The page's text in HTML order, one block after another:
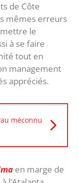
de Côte
mêmes erreurs
le
à se faire
tout en
management
appréciés.
méconnu
en marge de